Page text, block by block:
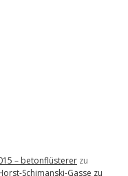
– betonflüsterer zu
Schimanski-Gasse zu